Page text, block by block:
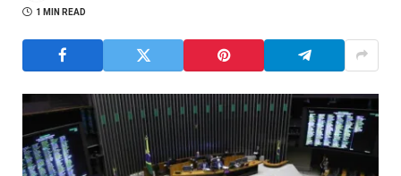
1 MIN READ